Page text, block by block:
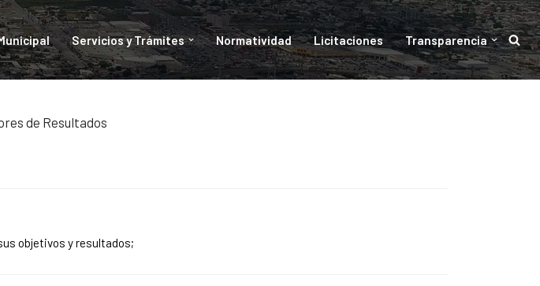
Servicios y Trámites Normatividad Licitaciones Transparencia
de Resultados
objetivos y resultados;